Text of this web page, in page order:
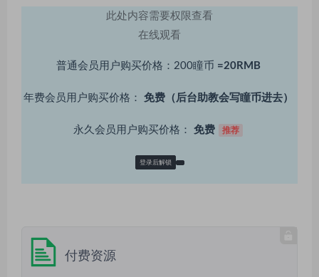
此处内容需要权限查看
在线观看
普通会员用户购买价格：200瞳币 =20RMB
年费会员用户购买价格： 免费（后台助教会写瞳币进去）
永久会员用户购买价格： 免费 推荐
登录后解锁
付费资源